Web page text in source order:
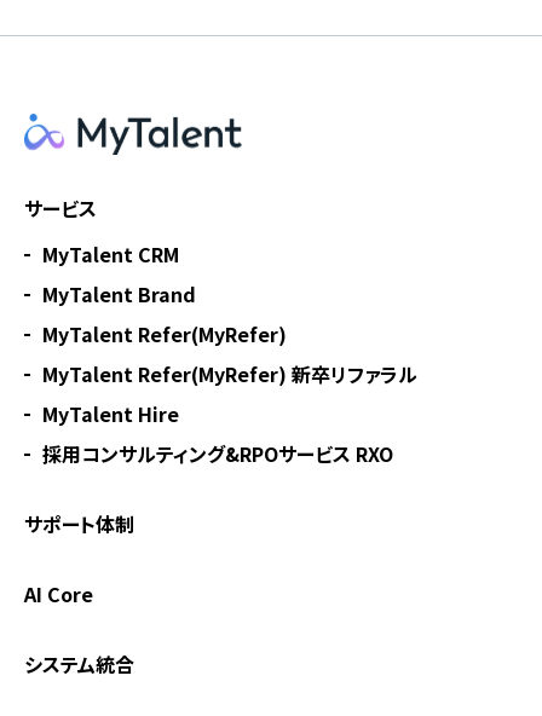
サービス
MyTalent CRM
MyTalent Brand
MyTalent Refer(MyRefer)
MyTalent Refer(MyRefer) 新卒リファラル
MyTalent Hire
採用コンサルティング&RPOサービス RXO
サポート体制
AI Core
システム統合